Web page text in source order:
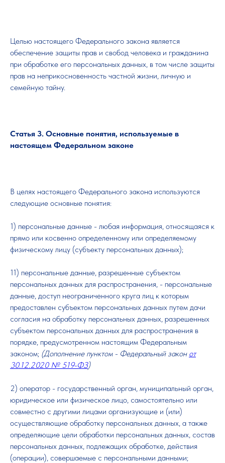
Целью настоящего Федерального закона является
обеспечение защиты прав и свобод человека и гражданина
при обработке его персональных данных, в том числе защиты
прав на неприкосновенность частной жизни, личную и
семейную тайну.
Статья 3. Основные понятия, используемые в
настоящем Федеральном законе
В целях настоящего Федерального закона используются
следующие основные понятия:
1) персональные данные - любая информация, относящаяся к
прямо или косвенно определенному или определяемому
физическому лицу (субъекту персональных данных);
11) персональные данные, разрешенные субъектом
персональных данных для распространения, - персональные
данные, доступ неограниченного круга лиц к которым
предоставлен субъектом персональных данных путем дачи
согласия на обработку персональных данных, разрешенных
субъектом персональных данных для распространения в
порядке, предусмотренном настоящим Федеральным
законом; (Дополнение пунктом - Федеральный закон от
30.12.2020 № 519-ФЗ)
2) оператор - государственный орган, муниципальный орган,
юридическое или физическое лицо, самостоятельно или
совместно с другими лицами организующие и (или)
осуществляющие обработку персональных данных, а также
определяющие цели обработки персональных данных, состав
персональных данных, подлежащих обработке, действия
(операции), совершаемые с персональными данными;